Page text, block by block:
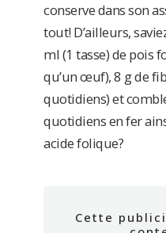
conserve dans son
tout! D’ailleurs,
ml (1 tasse) de pois
qu’un œuf), 8 g de
quotidiens) et
quotidiens en fer
acide folique?